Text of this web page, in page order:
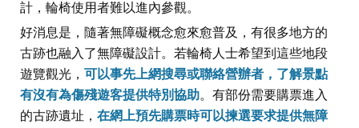
計，輪椅使用者難以進內參觀。
好消息是，隨著無障礙概念愈來愈普及，有很多地方的
古跡也融入了無障礙設計。若輪椅人士希望到這些地段
遊覽觀光， 可以事先上網搜尋或聯絡營辦者，了解景點
有沒有為傷殘遊客提供特別協助。有部份需要購票進入
的古跡遺址， 在網上預先購票時可以揀選要求提供無障